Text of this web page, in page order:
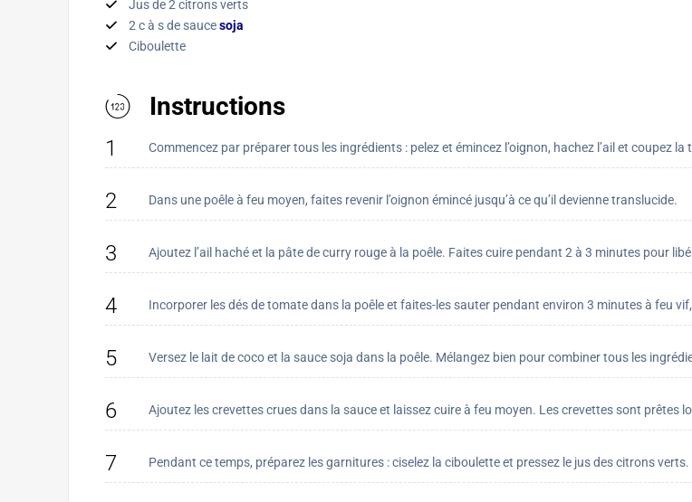
Jus de 2 citrons verts
2 c à s de saucesoja
Ciboulette
Instructions
1 Commencez par préparer tous les ingrédients : pelez et émincez l’oignon, hachez l’ail et coupez la
2 Dans une poêle à feu moyen, faites revenir l’oignon émincé jusqu’à ce qu’il devienne translucide.
3 Ajoutez l’ail haché et la pâte de curry rouge à la poêle. Faites cuire pendant 2 à 3 minutes pour
4 Incorporer les dés de tomate dans la poêle et faites-les sauter pendant environ 3 minutes à feu
5 Versez le lait de coco et la sauce soja dans la poêle. Mélangez bien pour combiner tous les
6 Ajoutez les crevettes crues dans la sauce et laissez cuire à feu moyen. Les crevettes sont prêtes
7 Pendant ce temps, préparez les garnitures : ciselez la ciboulette et pressez le jus des citrons verts.